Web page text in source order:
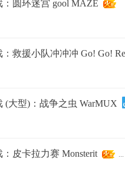
：圆环迷宫 gool MAZE
救援小队冲冲冲 Go! Go!
(大型)：战争之虫 WarMUX
：皮卡拉力赛 Monsterit ...